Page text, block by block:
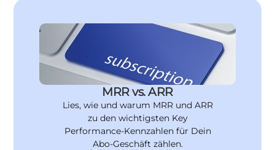
MRR vs. ARR
Lies, wie und warum MRR und ARR
zu den wichtigsten Key
Performance-Kennzahlen für Dein
Abo-Geschäft zählen.